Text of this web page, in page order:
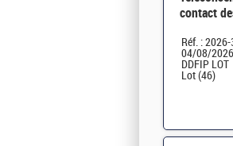
contact
Réf. :
04/08/2026
DDFIP LOT
Lot (46)